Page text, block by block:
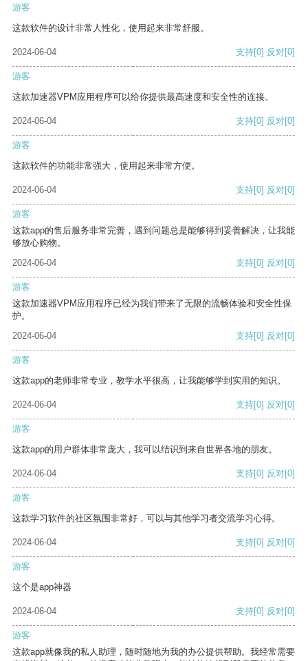
游客
这款软件的设计非常人性化，使用起来非常舒服。
2024-06-04 支持[0] 反对[0]
游客
这款加速器VPM应用程序可以给你提供最高速度和安全性的连接。
2024-06-04 支持[0] 反对[0]
游客
这款软件的功能非常强大，使用起来非常方便。
2024-06-04 支持[0] 反对[0]
游客
这款app的售后服务非常完善，遇到问题总是能够得到妥善解决，让我能
够放心购物。
2024-06-04
支持[0] 反对[0]
游客
这款加速器VPM应用程序已经为我们带来了无限的流畅体验和安全性保
护。
2024-06-04
支持[0] 反对[0]
游客
这款app的老师非常专业，教学水平很高，让我能够学到实用的知识。
2024-06-04 支持[0] 反对[0]
游客
这款app的用户群体非常庞大，我可以结识到来自世界各地的朋友。
2024-06-04 支持[0] 反对[0]
游客
这款学习软件的社区氛围非常好，可以与其他学习者交流学习心得。
2024-06-04 支持[0] 反对[0]
游客
这个是app神器
2024-06-04 支持[0] 反对[0]
游客
这款app就像我的私人助理，随时随地为我的办公提供帮助。我经常需要